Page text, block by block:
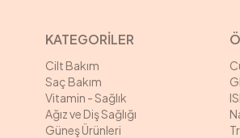
KATEGORİLER
Cilt Bakım
Saç Bakım
Vitamin - Sağlık
Ağız ve Diş Sağlığı
Güneş Ürünleri